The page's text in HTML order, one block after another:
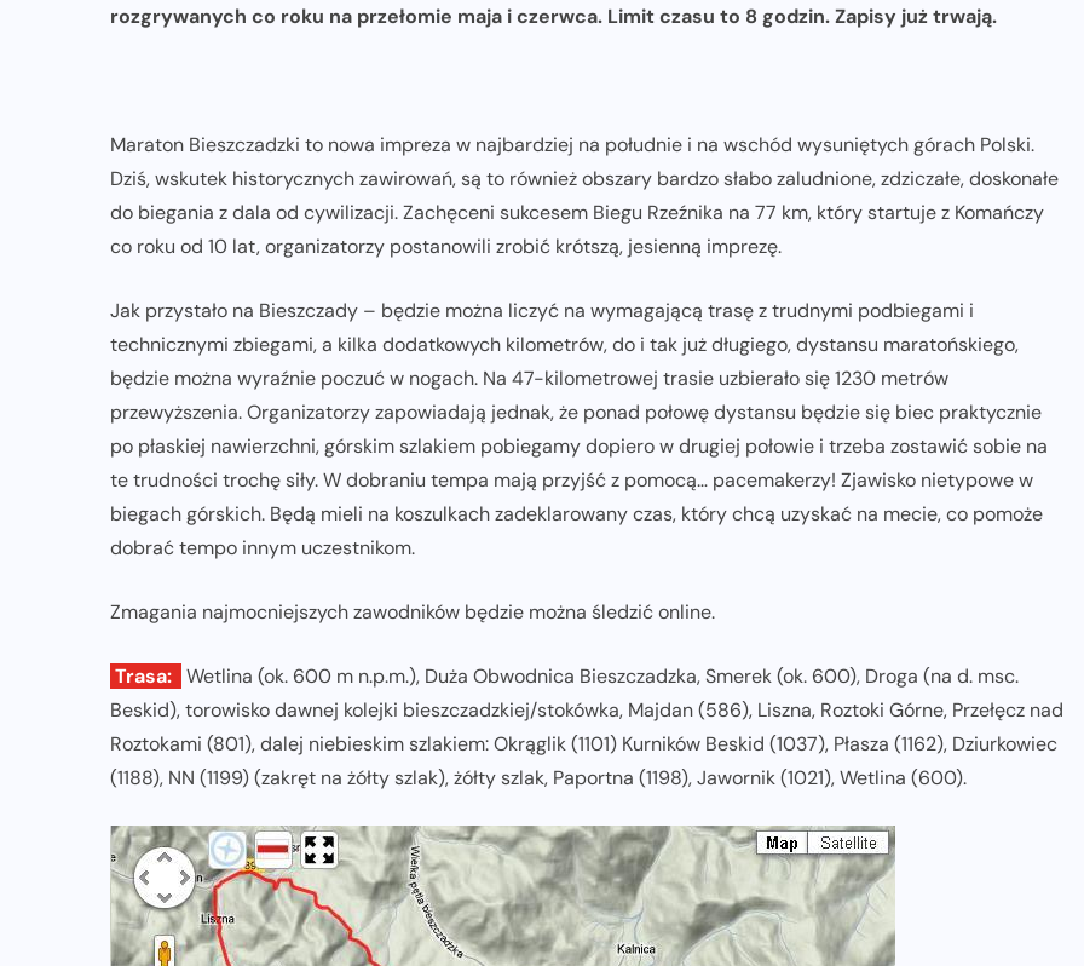
rozgrywanych co roku na przełomie maja i czerwca. Limit czasu to 8 godzin. Zapisy już trwają.
Maraton Bieszczadzki to nowa impreza w najbardziej na południe i na wschód wysuniętych górach Polski.
Dziś, wskutek historycznych zawirowań, są to również obszary bardzo słabo zaludnione, zdziczałe, doskonałe
do biegania z dala od cywilizacji. Zachęceni sukcesem Biegu Rzeźnika na 77 km, który startuje z Komańczy
co roku od 10 lat, organizatorzy postanowili zrobić krótszą, jesienną imprezę.
Jak przystało na Bieszczady – będzie można liczyć na wymagającą trasę z trudnymi podbiegami i
technicznymi zbiegami, a kilka dodatkowych kilometrów, do i tak już długiego, dystansu maratońskiego,
będzie można wyraźnie poczuć w nogach. Na 47-kilometrowej trasie uzbierało się 1230 metrów
przewyższenia. Organizatorzy zapowiadają jednak, że ponad połowę dystansu będzie się biec praktycznie
po płaskiej nawierzchni, górskim szlakiem pobiegamy dopiero w drugiej połowie i trzeba zostawić sobie na
te trudności trochę siły. W dobraniu tempa mają przyjść z pomocą… pacemakerzy! Zjawisko nietypowe w
biegach górskich. Będą mieli na koszulkach zadeklarowany czas, który chcą uzyskać na mecie, co pomoże
dobrać tempo innym uczestnikom.
Zmagania najmocniejszych zawodników będzie można śledzić online.
Trasa: Wetlina (ok. 600 m n.p.m.), Duża Obwodnica Bieszczadzka, Smerek (ok. 600), Droga (na d. msc.
Beskid), torowisko dawnej kolejki bieszczadzkiej/stokówka, Majdan (586), Liszna, Roztoki Górne, Przełęcz nad
Roztokami (801), dalej niebieskim szlakiem: Okrąglik (1101) Kurników Beskid (1037), Płasza (1162), Dziurkowiec
(1188), NN (1199) (zakręt na żółty szlak), żółty szlak, Paportna (1198), Jawornik (1021), Wetlina (600).
ZAPOWIEDZI IMPREZ
XV DAMAK Tarczyn Półmaraton już
13 września. Sportowe święto dla
całych rodzin
07-08-2026